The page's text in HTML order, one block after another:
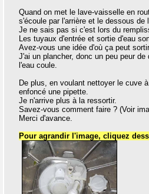
Quand on met le lave-vaisselle en
s'écoule par l'arrière et le dessous de
Je ne sais pas si c'est lors du
Les tuyaux d'entrée et sortie d'eau
Avez-vous une idée d'où ça peut
J'ai un plancher, donc un peu peur
l'eau coule.
De plus, en voulant nettoyer le cuve
enfoncé une pipette.
Je n'arrive plus à la ressortir.
Savez-vous comment faire ? (Voir
Merci d'avance.
Pour agrandir l'image, cliquez